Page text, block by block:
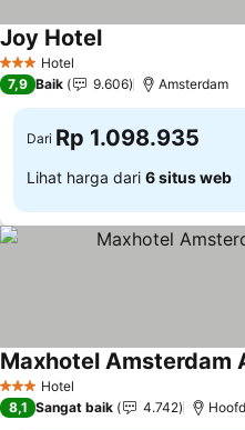
3 BintangHotel
Joy Hotel
7,9 Baik 9.606 Amsterdam
Dari Rp 1.098.935
Lihat harga dari 6 situs web
3 BintangHotel
Maxhotel Amsterdam
8,1 Sangat baik 4.742